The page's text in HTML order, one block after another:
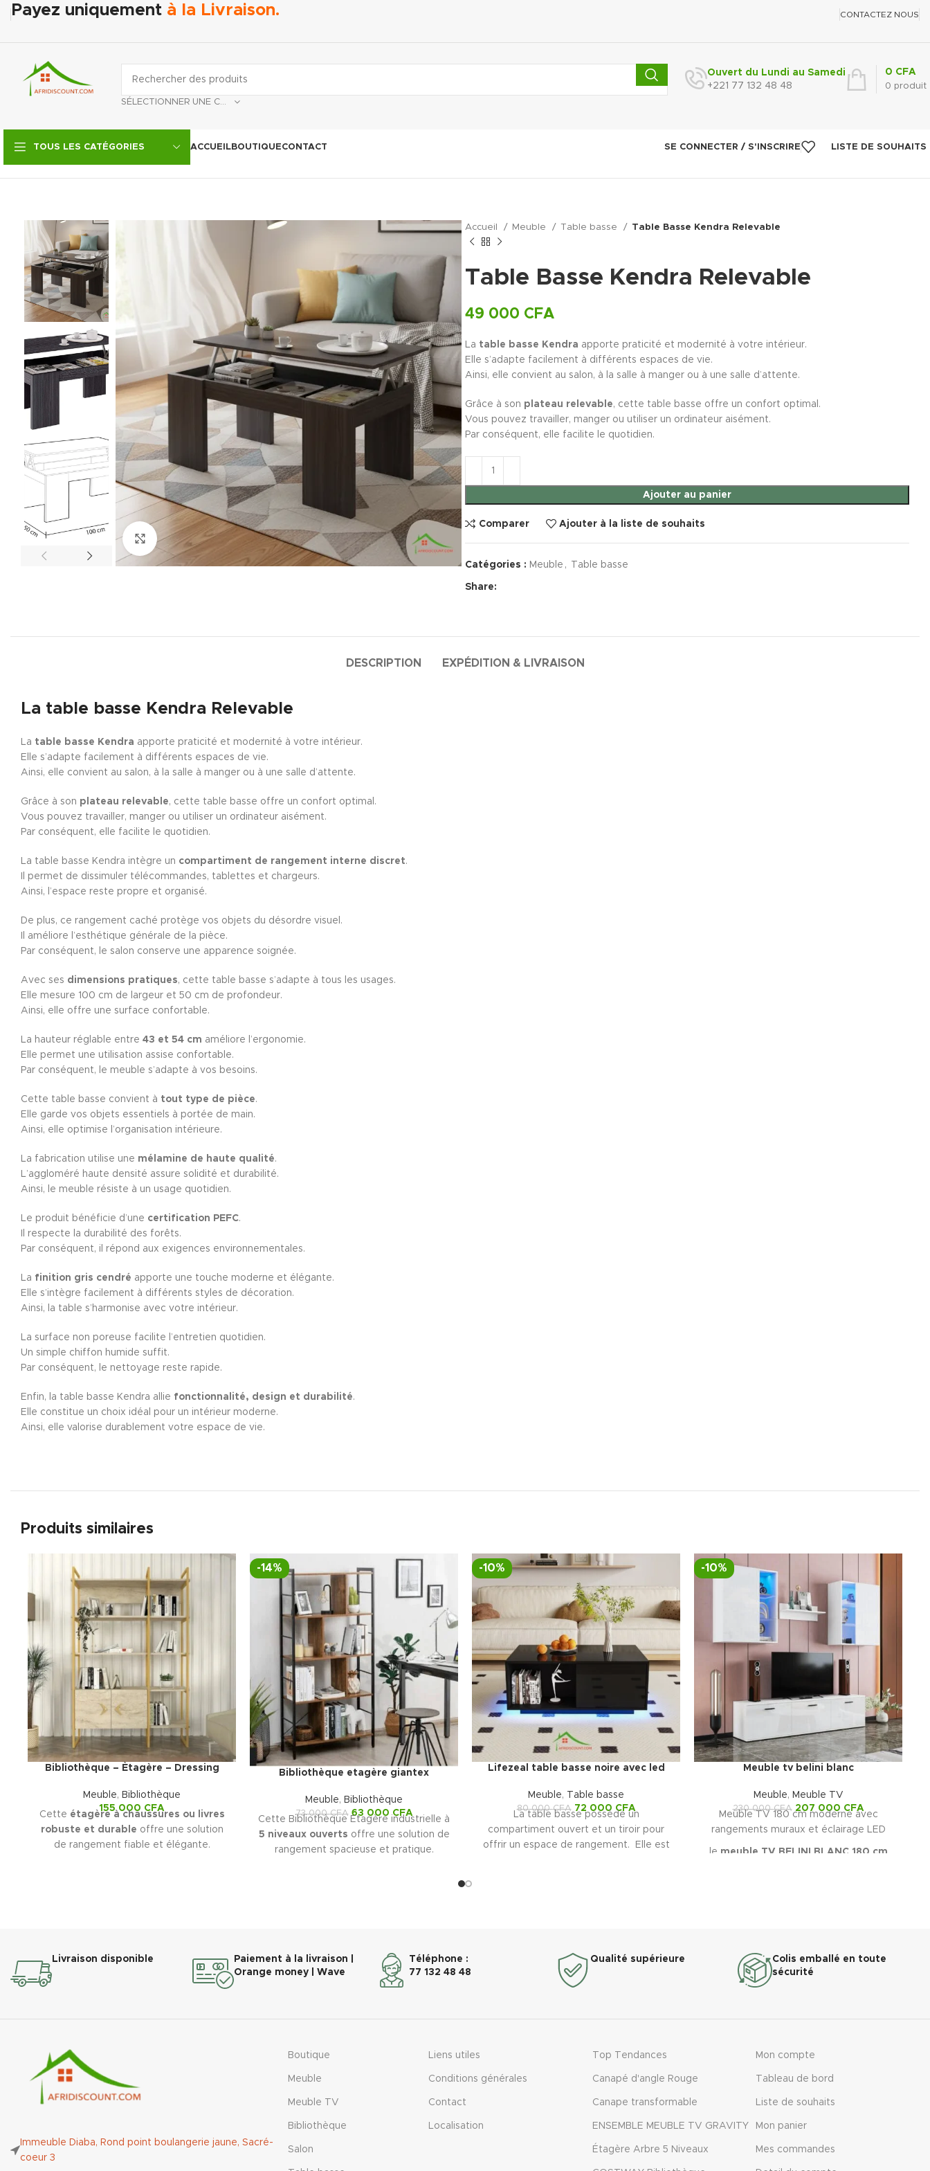
Payez uniquement à la Livraison. CONTACTEZ NOUS
Ouvert du Lundi au Samedi
+221 77 132 48 48
0 produit
0 CFA
TOUS LES CATÉGORIES ACCUEILBOUTIQUECONTACT SE CONNECTER / S'INSCRIRE LISTE DE SOUHAITS
Click to enlarge
Accueil Meuble Table basse Table Basse Kendra Relevable
Table Basse Kendra Relevable
49 000 CFA
La table basse Kendra apporte praticité et modernité à votre intérieur.
Elle s’adapte facilement à différents espaces de vie.
Ainsi, elle convient au salon, à la salle à manger ou à une salle d’attente.
Grâce à son plateau relevable, cette table basse offre un confort optimal.
Vous pouvez travailler, manger ou utiliser un ordinateur aisément.
Par conséquent, elle facilite le quotidien.
Ajouter au panier
Comparer Ajouter à la liste de souhaits
Catégories : Meuble , Table basse
Share:
DESCRIPTION EXPÉDITION & LIVRAISON
La table basse Kendra Relevable
La table basse Kendra apporte praticité et modernité à votre intérieur.
Elle s’adapte facilement à différents espaces de vie.
Ainsi, elle convient au salon, à la salle à manger ou à une salle d’attente.
Grâce à son plateau relevable, cette table basse offre un confort optimal.
Vous pouvez travailler, manger ou utiliser un ordinateur aisément.
Par conséquent, elle facilite le quotidien.
La table basse Kendra intègre un compartiment de rangement interne discret.
Il permet de dissimuler télécommandes, tablettes et chargeurs.
Ainsi, l’espace reste propre et organisé.
De plus, ce rangement caché protège vos objets du désordre visuel.
Il améliore l’esthétique générale de la pièce.
Par conséquent, le salon conserve une apparence soignée.
Avec ses dimensions pratiques, cette table basse s’adapte à tous les usages.
Elle mesure 100 cm de largeur et 50 cm de profondeur.
Ainsi, elle offre une surface confortable.
La hauteur réglable entre 43 et 54 cm améliore l’ergonomie.
Elle permet une utilisation assise confortable.
Par conséquent, le meuble s’adapte à vos besoins.
Cette table basse convient à tout type de pièce.
Elle garde vos objets essentiels à portée de main.
Ainsi, elle optimise l’organisation intérieure.
La fabrication utilise une mélamine de haute qualité.
L’aggloméré haute densité assure solidité et durabilité.
Ainsi, le meuble résiste à un usage quotidien.
Le produit bénéficie d’une certification PEFC.
Il respecte la durabilité des forêts.
Par conséquent, il répond aux exigences environnementales.
La finition gris cendré apporte une touche moderne et élégante.
Elle s’intègre facilement à différents styles de décoration.
Ainsi, la table s’harmonise avec votre intérieur.
La surface non poreuse facilite l’entretien quotidien.
Un simple chiffon humide suffit.
Par conséquent, le nettoyage reste rapide.
Enfin, la table basse Kendra allie fonctionnalité, design et durabilité.
Elle constitue un choix idéal pour un intérieur moderne.
Ainsi, elle valorise durablement votre espace de vie.
Produits similaires
Bibliothèque – Ètagère – Dressing
Meuble, Bibliothèque
155 000 CFA
Cette étagère à chaussures ou livres
robuste et durable offre une solution
de rangement fiable et élégante.
De plus, il assure une durabilité optimale
Par conséquent, l’étagère conserve sa
-14%
Bibliothèque etagère giantex
Meuble, Bibliothèque
73 000CFA 63 000CFA
Cette Bibliothèque Etagère industrielle à
5 niveaux ouverts offre une solution de
rangement spacieuse et pratique.
-10%
Lifezeal table basse noire avec led
Meuble, Table basse
80 000CFA 72 000 CFA
La table basse possède un
compartiment ouvert et un tiroir pour
offrir un espace de rangement. Elle est
-10%
Meuble tv belini blanc
Meuble, Meuble TV
230 000CFA 207 000 CFA
Meuble TV 180 cm moderne avec
rangements muraux et éclairage LED
le meuble TV BELINI BLANC 180 cm
meuble illumine la pièce.
De plus, cette finition accentue la
Livraison disponible
Paiement à la livraison |
Orange money | Wave
Téléphone :
77 132 48 48
Qualité supérieure
Colis emballé en toute
sécurité
Immeuble Diaba, Rond point boulangerie jaune, Sacré-
coeur 3
Boutique
Meuble
Meuble TV
Bibliothèque
Salon
Liens utiles
Conditions générales
Contact
Localisation
Top Tendances
Canapé d'angle Rouge
Canape transformable
ENSEMBLE MEUBLE TV GRAVITY
Étagère Arbre 5 Niveaux
Mon compte
Tableau de bord
Liste de souhaits
Mon panier
Mes commandes